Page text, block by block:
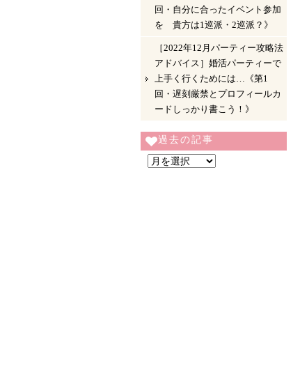
回・自分に合ったイベント参加
を 貴方は1巡派・2巡派？》
［2022年12月パーティー攻略法
アドバイス］婚活パーティーで
上手く行くためには…《第1
回・遅刻厳禁とプロフィールカ
ードしっかり書こう！》
過去の記事